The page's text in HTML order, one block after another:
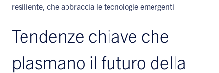
resiliente, che abbraccia le tecnologie emergenti.
Tendenze chiave che
plasmano il futuro della